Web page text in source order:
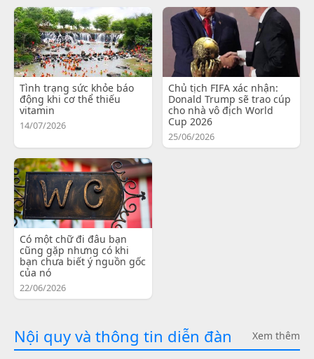
Tình trạng sức khỏe báo
động khi cơ thể thiếu
vitamin
14/07/2026
Chủ tịch FIFA xác nhận:
Donald Trump sẽ trao cúp
cho nhà vô địch World
Cup 2026
25/06/2026
Có một chữ đi đâu bạn
cũng gặp nhưng có khi
bạn chưa biết ý nguồn gốc
của nó
22/06/2026
Nội quy và thông tin diễn đàn Xem thêm